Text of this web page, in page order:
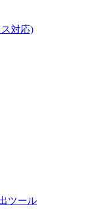
対応)
ツール